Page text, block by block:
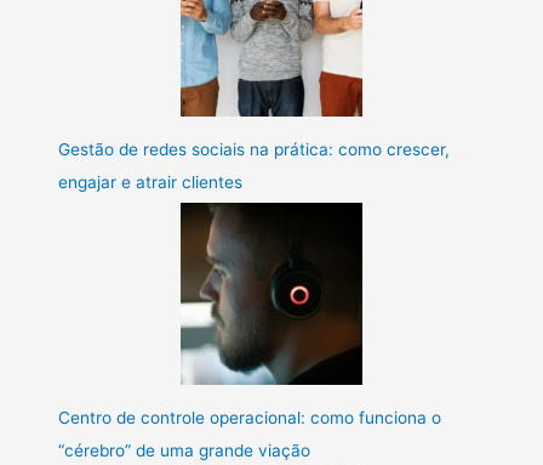
Gestão de redes sociais na prática: como crescer,
engajar e atrair clientes
Centro de controle operacional: como funciona o
“cérebro” de uma grande viação